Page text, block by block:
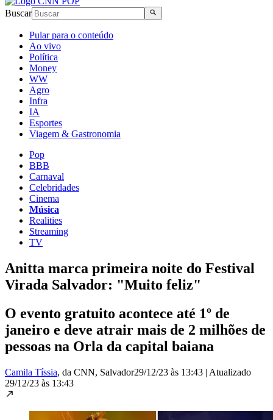
Buscar
Pular para o conteúdo
Ao vivo
Política
Money
WW
Agro
Infra
IA
Esportes
Viagem & Gastronomia
Pop
BBB
Carnaval
Celebridades
Cinema
Música
Realities
Streaming
TV
Anitta marca primeira noite do Festival
Virada Salvador: "Muito feliz"
O evento gratuito acontece até 1º de
janeiro e deve atrair mais de 2 milhões de
pessoas na Orla da capital baiana
Camila Tíssia, da CNN, Salvador29/12/23 às 13:43 | Atualizado
29/12/23 às 13:43